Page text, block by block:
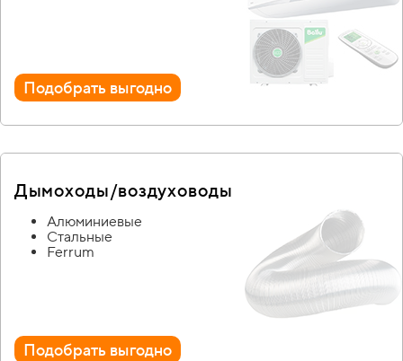
Подобрать выгодно
Дымоходы/воздуховоды
Алюминиевые
Стальные
Ferrum
Подобрать выгодно